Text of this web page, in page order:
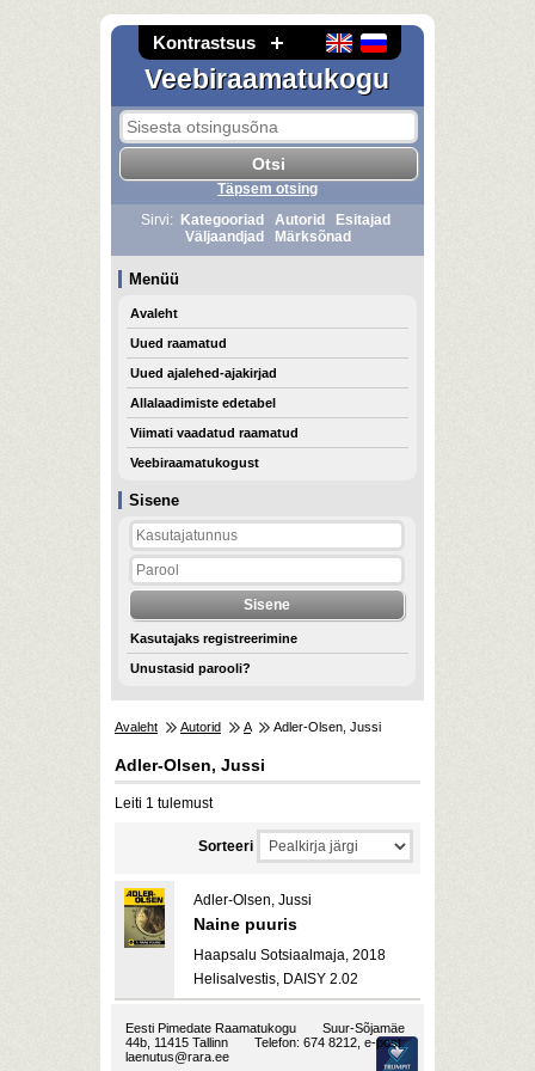
Kontrastsus
Veebiraamatukogu
Sisene
Kasutajaks registreerimine
Unustasid parooli?
Täpsem otsing
Sirvi:
Kategooriad Autorid
Esitajad
Väljaandjad
Märksõnad
Menüü
Avaleht
Uued raamatud
Uued ajalehed-ajakirjad
Allalaadimiste edetabel
Viimati vaadatud raamatud
Veebiraamatukogust
Avaleht Autorid A Adler-Olsen, Jussi
Adler-Olsen, Jussi
Leiti 1 tulemust
Sorteeri
Adler-Olsen, Jussi
Naine puuris
Haapsalu Sotsiaalmaja, 2018
Helisalvestis, DAISY 2.02
Eesti Pimedate Raamatukogu
Suur-Sõjamäe
44b, 11415 Tallinn
Telefon: 674 8212, e-post:
laenutus@rara.ee